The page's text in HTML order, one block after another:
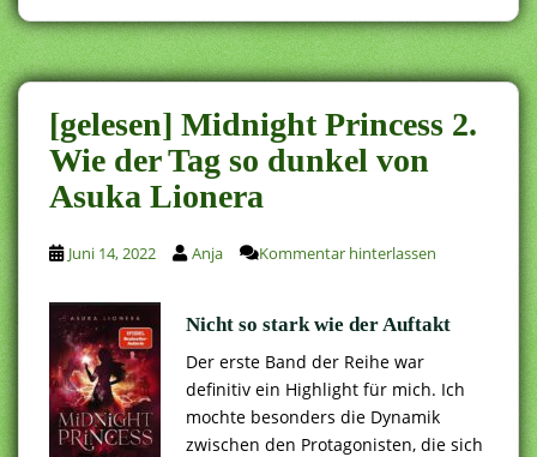
[gelesen] Midnight Princess 2.
Wie der Tag so dunkel von
Asuka Lionera
Juni 14, 2022 Anja Kommentar hinterlassen
Nicht so stark wie der Auftakt
Der erste Band der Reihe war
definitiv ein Highlight für mich. Ich
mochte besonders die Dynamik
zwischen den Protagonisten, die sich